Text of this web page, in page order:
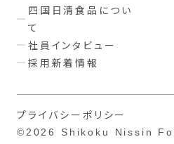
四国日清食品につい
て
社員インタビュー
採用新着情報
プライバシーポリシー
©2026 Shikoku Nissin